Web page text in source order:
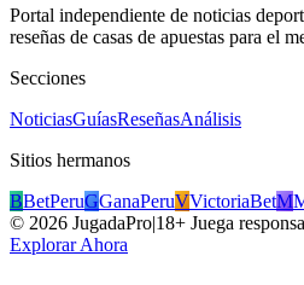
Portal independiente de noticias
reseñas de casas de apuestas para el
Secciones
NoticiasGuíasReseñasAnálisis
Sitios hermanos
BBetPeruGGanaPeruVVictoriaBetM
© 2026 JugadaPro|18+ Juega
Explorar Ahora